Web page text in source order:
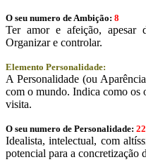
O seu numero de Ambição: 8
Ter amor e afeição, apesar
Organizar e controlar.
Elemento Personalidade:
A Personalidade (ou
com o mundo. Indica como os
visita.
O seu numero de Personalidade: 22
Idealista, intelectual, com
potencial para a concretização